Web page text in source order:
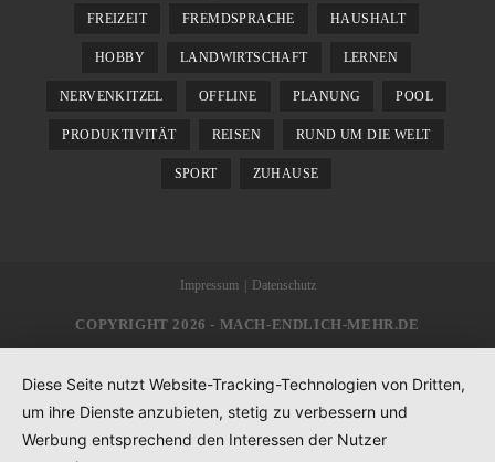
FREIZEIT FREMDSPRACHE HAUSHALT
HOBBY LANDWIRTSCHAFT LERNEN
NERVENKITZEL OFFLINE PLANUNG POOL
PRODUKTIVITÄT REISEN RUND UM DIE WELT
SPORT ZUHAUSE
Impressum Datenschutz
COPYRIGHT 2026 - MACH-ENDLICH-MEHR.DE
Diese Seite nutzt Website-Tracking-Technologien von Dritten,
um ihre Dienste anzubieten, stetig zu verbessern und
Werbung entsprechend den Interessen der Nutzer